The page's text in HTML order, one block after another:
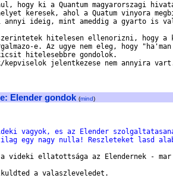
hogy ki a Quantum magyarorszagi
keresek, ahol a Quatum vinyora
annyi ideig, mint ameddig a gyarto is
hitelesen ellenorizni, hogy a
e. Az ugye nem eleg, hogy "ha'man
hitelesebbre gondolok.
kepviselok jelentkezese nem annyira
Elender gondok (mind)
vagyok, es az Elender
egy nagy nulla! Reszleteket lasd
videki ellatottsága az Elendernek - mar
a valaszleveledet.